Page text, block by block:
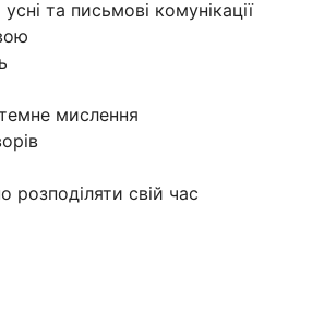
та письмові комунікації
мислення
розподіляти свій час